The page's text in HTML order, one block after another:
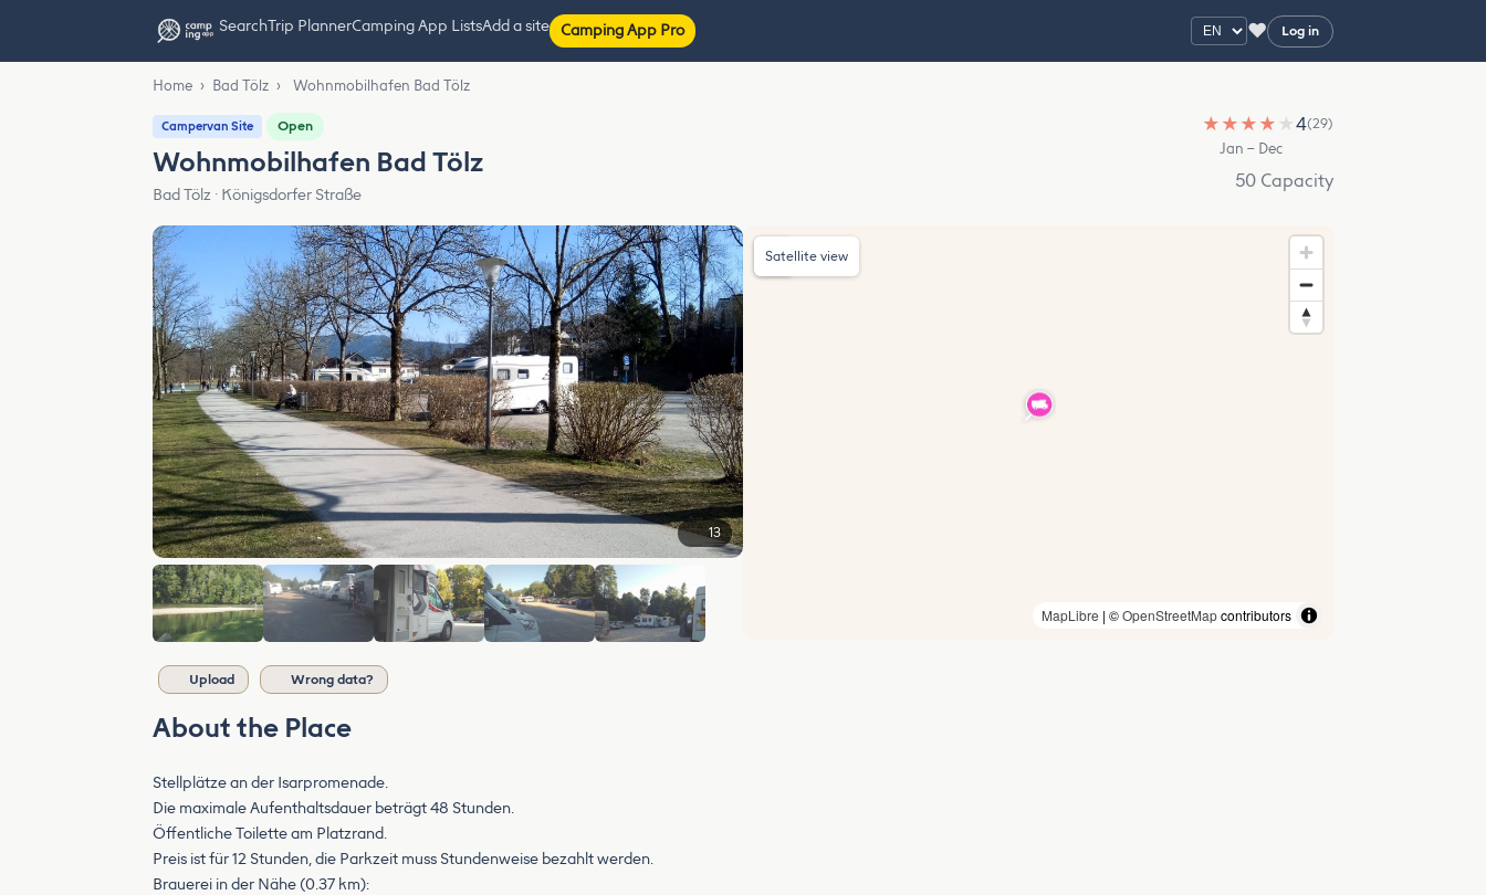
SearchTrip PlannerCamping App ListsAdd a site Camping App Pro ♥ Log in
Home › Bad Tölz › Wohnmobilhafen Bad Tölz
Campervan Site Open
Wohnmobilhafen Bad Tölz
Bad Tölz · Königsdorfer Straße
★ ★ ★ ★ ★4(29)
Jan – Dec
50 Capacity
13
MapLibre | ©OpenStreetMapcontributors
Satellite view
Upload Wrong data?
About the Place
Stellplätze an der Isarpromenade.
Die maximale Aufenthaltsdauer beträgt 48 Stunden.
Öffentliche Toilette am Platzrand.
Preis ist für 12 Stunden, die Parkzeit muss Stundenweise bezahlt werden.
Brauerei in der Nähe (0.37 km):